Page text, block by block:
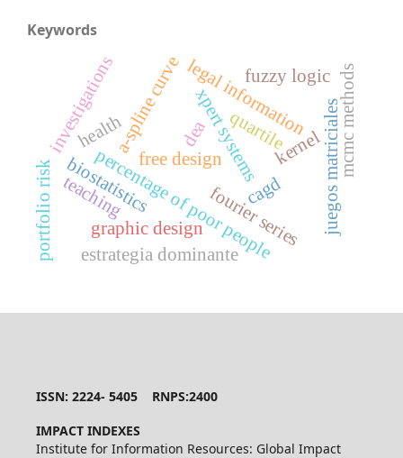
Keywords
fourier series
kernel
percentage of poor people
legal information
xpert systems
estrategia dominante
juegos matriciales
a-spline curve
free design
graphic design
cagd
mcmc methods
biostatistics
investigations
teaching
health
fuzzy logic
quartile
dea
portfolio risk
ISSN: 2224- 5405 RNPS:2400
IMPACT INDEXES
Institute for Information Resources: Global Impact